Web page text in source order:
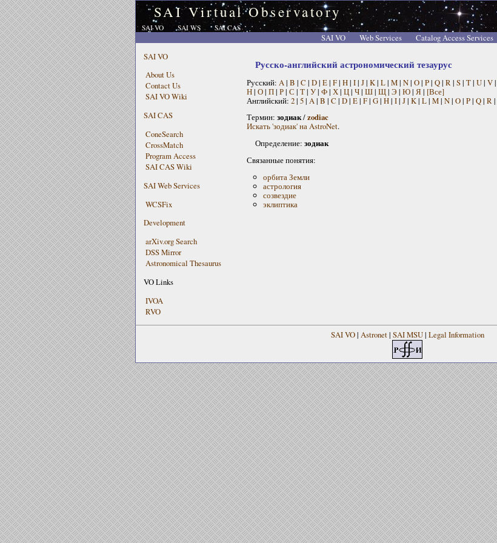
SAI Virtual Observatory
SAI VO SAI WS SAI CAS
SAI VO Web Services
Catalog Access Services
SAI VO
About Us
Contact Us
SAI VO Wiki
SAI CAS
ConeSearch
CrossMatch
Program Access
SAI CAS Wiki
SAI Web Services
WCSFix
Development
arXiv.org Search
DSS Mirror
Astronomical Thesaurus
VO Links
IVOA
RVO
Русско-английский астрономический тезаурус
Русский: A | B | C | D| E| F| H| I| J| K| L| M| N| O| P| Q| R | S| T| U| V|
Н| О| П| Р| С | Т| У| Ф| Х| Ц| Ч| Ш| Щ| Э | Ю| Я| [Все]
Английский: 2| 5| A | B | C | D| E| F| G| H| I| J| K| L| M| N| O| P| Q| R |
Термин: зодиак/zodiac
Искать 'зодиак' на AstroNet.
Определение: зодиак
Связанные понятия:
орбита Земли
астрология
созвездие
эклиптика
SAI VO| Astronet| SAI MSU| Legal Information